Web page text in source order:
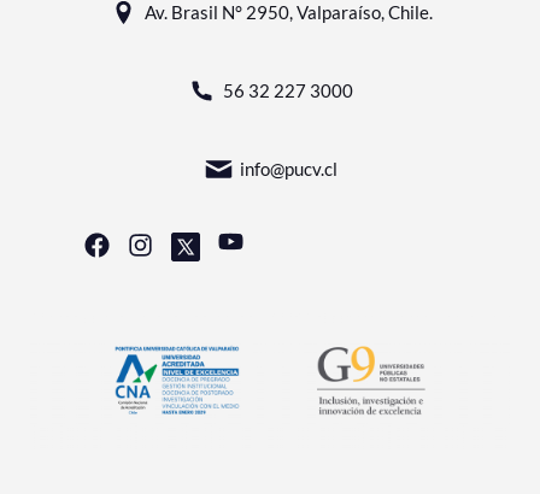
Av. Brasil N° 2950, Valparaíso, Chile.
56 32 227 3000
info@pucv.cl